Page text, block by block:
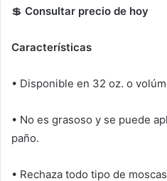
💲 Consultar precio de hoy
Características
• Disponible en 32 oz. o
• No es grasoso y se puede
paño.
• Rechaza todo tipo de